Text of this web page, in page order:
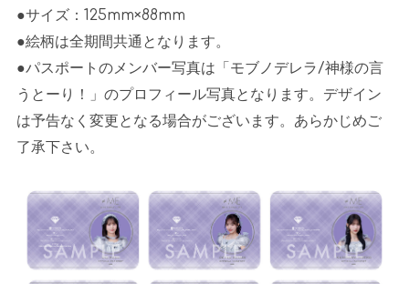
●サイズ：125mm×88mm
●絵柄は全期間共通となります。
●パスポートのメンバー写真は「モブノデレラ/神様の言
うとーり！」のプロフィール写真となります。デザイン
は予告なく変更となる場合がございます。あらかじめご
了承下さい。